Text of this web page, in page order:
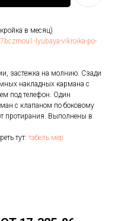
в месяц)
lyubaya-vikroika-po-
застежка на молнию. Сзади
накладных кармана с
под телефон. Один
с клапаном по боковому
протирания. Выполнены в
тут: табель мер